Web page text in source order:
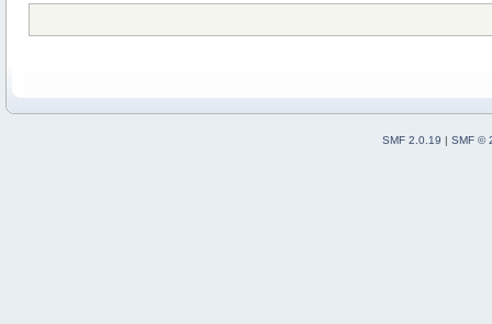
SMF 2.0.19
SMF ©